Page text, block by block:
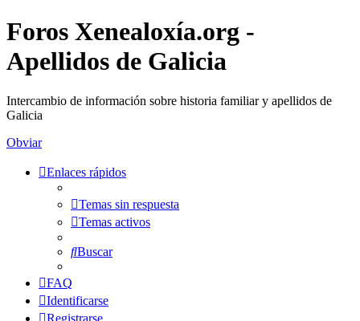
Foros Xenealoxía.org -
Apellidos de Galicia
Intercambio de información sobre historia familiar y apellidos de
Galicia
Obviar
Enlaces rápidos
Temas sin respuesta
Temas activos
Buscar
FAQ
Identificarse
Registrarse